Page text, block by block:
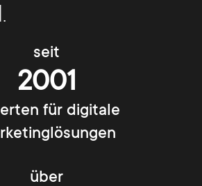
seit
2001
für digitale
über